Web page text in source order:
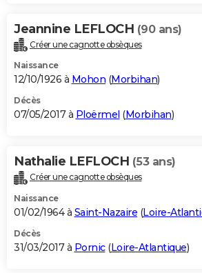
Jeannine LEFLOCH (90 ans)
Créer une cagnotte obsèques
Naissance
12/10/1926 à Mohon (Morbihan)
Décès
07/05/2017 à Ploërmel (Morbihan)
Nathalie LEFLOCH (53 ans)
Créer une cagnotte obsèques
Naissance
01/02/1964 à Saint-Nazaire (Loire-
Décès
31/03/2017 à Pornic(Loire-Atlantique)